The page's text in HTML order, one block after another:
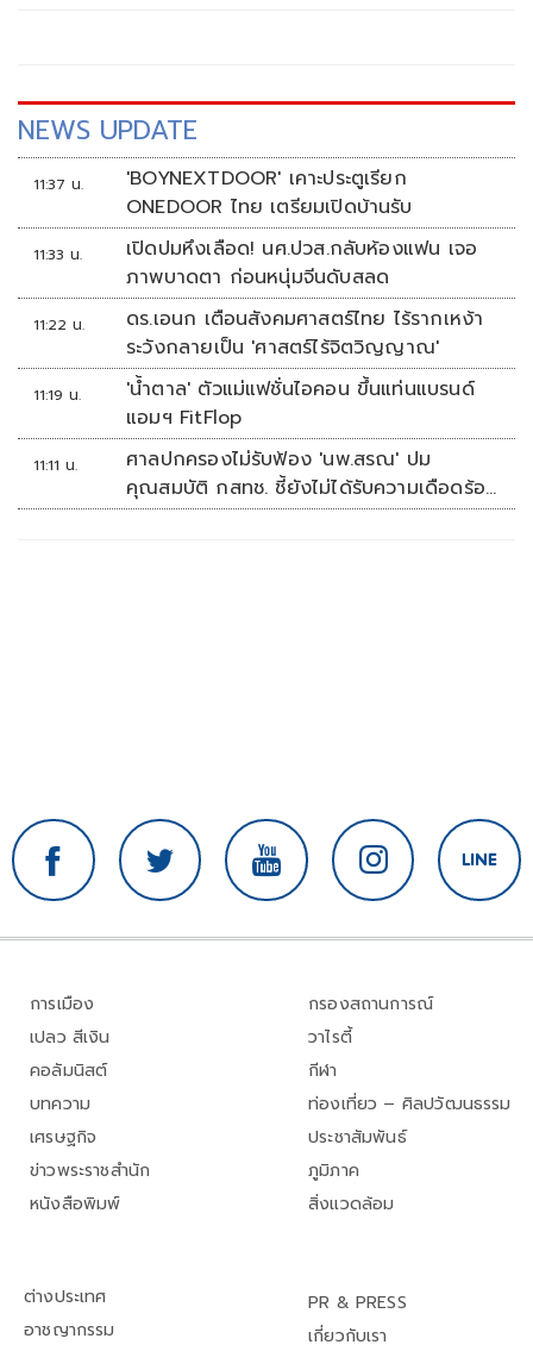
NEWS UPDATE
11:37 น.
'BOYNEXTDOOR' เคาะประตูเรียก
ONEDOOR ไทย เตรียมเปิดบ้านรับ
11:33 น.
เปิดปมหึงเลือด! นศ.ปวส.กลับห้องแฟน เจอ
ภาพบาดตา ก่อนหนุ่มจีนดับสลด
11:22 น.
ดร.เอนก เตือนสังคมศาสตร์ไทย ไร้รากเหง้า
ระวังกลายเป็น 'ศาสตร์ไร้จิตวิญญาณ'
11:19 น.
'น้ำตาล' ตัวแม่แฟชั่นไอคอน ขึ้นแท่นแบรนด์
แอมฯ FitFlop
11:11 น.
ศาลปกครองไม่รับฟ้อง 'นพ.สรณ' ปม
คุณสมบัติ กสทช. ชี้ยังไม่ได้รับความเดือดร้อน
เสียหาย
การเมือง
เปลว สีเงิน
คอลัมนิสต์
บทความ
เศรษฐกิจ
ข่าวพระราชสำนัก
หนังสือพิมพ์
กรองสถานการณ์
วาไรตี้
กีฬา
ท่องเที่ยว – ศิลปวัฒนธรรม
ประชาสัมพันธ์
ภูมิภาค
สิ่งแวดล้อม
ต่างประเทศ
อาชญากรรม
PR & PRESS
เกี่ยวกับเรา